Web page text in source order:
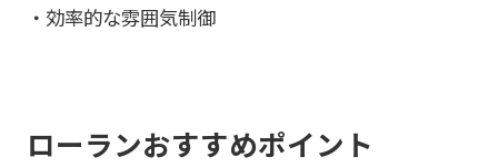
・効率的な雰囲気制御
ローランおすすめポイント